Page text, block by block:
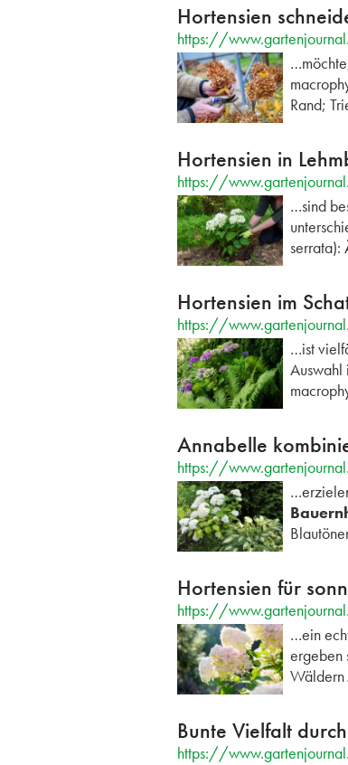
Hortensien
https://
Rand;
Hortensien in
https://
…sind
serrata):
Hortensien im
https://
…ist
Auswahl
Annabelle
https://
Hortensien für
https://
…ein
ergeben
Wäldern
Bunte Vielfalt
https://